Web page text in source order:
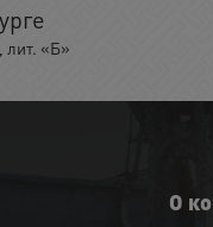
лит. «Б»
О